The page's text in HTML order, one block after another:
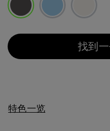
找到
特色一览